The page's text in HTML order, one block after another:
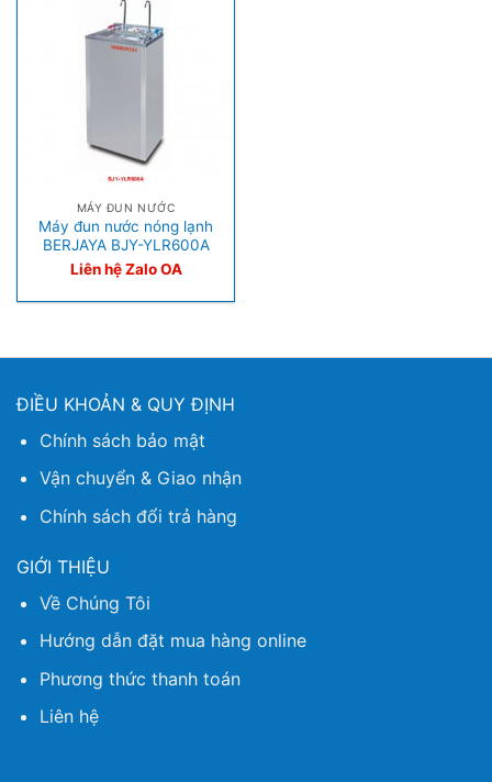
MÁY ĐUN NƯỚC
Máy đun nước nóng lạnh
BERJAYA BJY-YLR600A
Liên hệ Zalo OA
ĐIỀU KHOẢN & QUY ĐỊNH
Chính sách bảo mật
Vận chuyển & Giao nhận
Chính sách đổi trả hàng
GIỚI THIỆU
Về Chúng Tôi
Hướng dẫn đặt mua hàng online
Phương thức thanh toán
Liên hệ